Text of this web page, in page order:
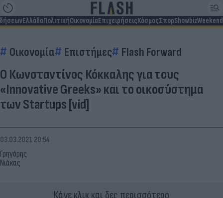
ΕλλάδαΠολιτικήΟικονομίαΕπιχειρήσειςΚόσμοςΣπορShowbizWeekend
Οικονομία Επιστήμες Flash Forward
Ο Κωνσταντίνος Κόκκαλης για τους
«Innovative Greeks» και το οικοσύστημα
των Startups [vid]
Γρηγόρης
Νιάκας
03.03.2021 20:54
Κάνε κλικ και δες περισσότερο